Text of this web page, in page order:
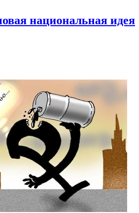
национальная идея